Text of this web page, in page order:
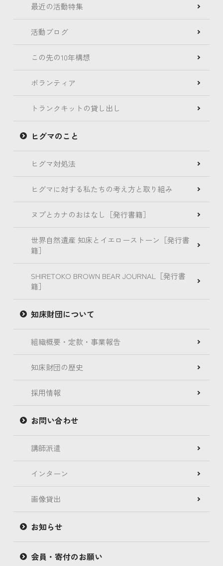
最近の活動特集
活動ブログ
この先の10年構想
ボランティア
トランクキットの貸し出し
ヒグマのこと
ヒグマ対処法
ヒグマに対する私たちの考え方と取り組み
ヌプとカナのおはなし［発行書籍］
世界自然遺産 知床とイエローストーン［発行書
籍］
SHIRETOKO BROWN BEAR JOURNAL［発行書
籍］
知床財団について
組織概要・定款・事業報告
知床財団の歴史
採用情報
お問い合わせ
講師派遣
インターン
画像貸出
お知らせ
会員・寄付のお願い